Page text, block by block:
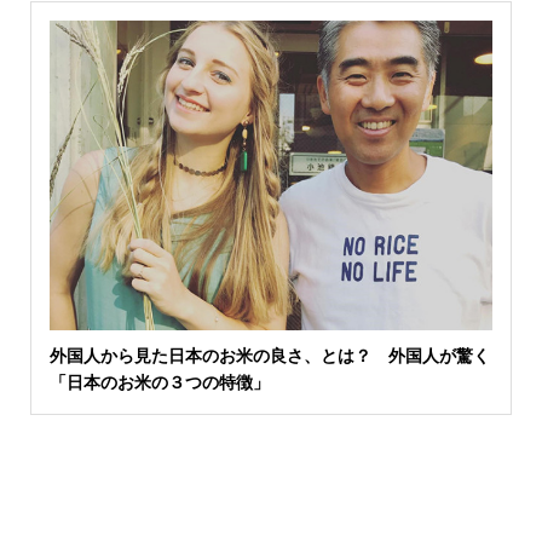
外国人から見た日本のお米の良さ、とは？ 外国人が驚く
「日本のお米の３つの特徴」